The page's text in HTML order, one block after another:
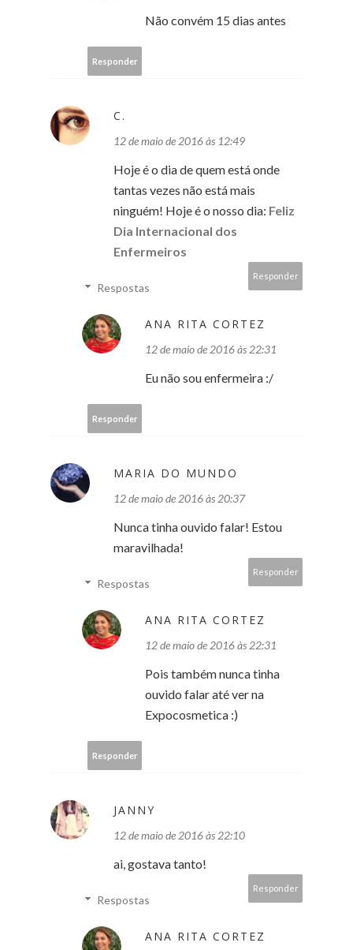
Não convém 15 dias antes
Responder
C.
12 de maio de 2016 às 12:49
Hoje é o dia de quem está onde
tantas vezes não está mais
ninguém! Hoje é o nosso dia: Feliz
Dia Internacional dos
Enfermeiros
Responder
Respostas
ANA RITA CORTEZ
12 de maio de 2016 às 22:31
Eu não sou enfermeira :/
Responder
MARIA DO MUNDO
12 de maio de 2016 às 20:37
Nunca tinha ouvido falar! Estou
maravilhada!
Responder
Respostas
ANA RITA CORTEZ
12 de maio de 2016 às 22:31
Pois também nunca tinha
ouvido falar até ver na
Expocosmetica :)
Responder
JANNY
12 de maio de 2016 às 22:10
ai, gostava tanto!
Responder
Respostas
ANA RITA CORTEZ